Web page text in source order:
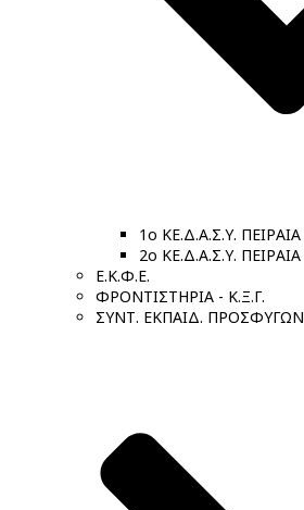
1ο ΚΕ.Δ.Α.Σ.Υ. ΠΕΙΡΑΙΑ
2ο ΚΕ.Δ.Α.Σ.Υ. ΠΕΙΡΑΙΑ
Ε.Κ.Φ.Ε.
ΦΡΟΝΤΙΣΤΗΡΙΑ - Κ.Ξ.Γ.
ΣΥΝΤ. ΕΚΠΑΙΔ. ΠΡΟΣΦΥΓΩΝ